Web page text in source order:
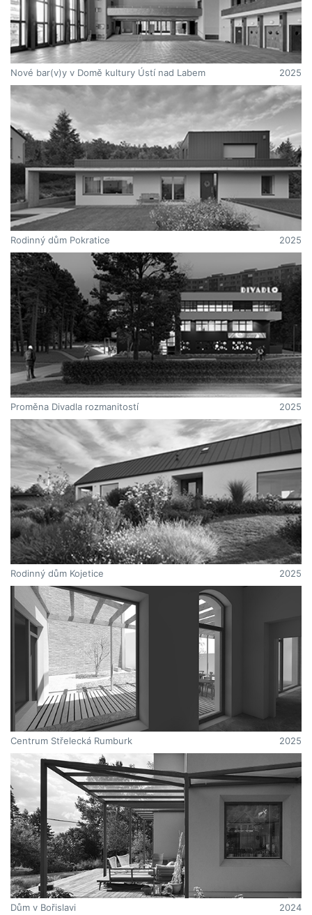
Nové bar(v)y v Domě kultury Ústí nad Labem 2025
Rodinný dům Pokratice 2025
Proměna Divadla rozmanitostí 2025
Rodinný dům Kojetice 2025
Centrum Střelecká Rumburk 2025
Dům v Bořislavi 2024